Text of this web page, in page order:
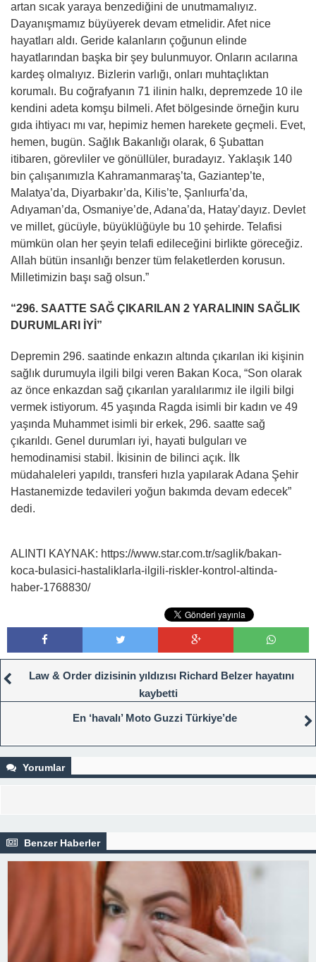
artan sıcak yaraya benzediğini de unutmamalıyız.
Dayanışmamız büyüyerek devam etmelidir. Afet nice
hayatları aldı. Geride kalanların çoğunun elinde
hayatlarından başka bir şey bulunmuyor. Onların acılarına
kardeş olmalıyız. Bizlerin varlığı, onları muhtaçlıktan
korumalı. Bu coğrafyanın 71 ilinin halkı, depremzede 10 ile
kendini adeta komşu bilmeli. Afet bölgesinde örneğin kuru
gıda ihtiyacı mı var, hepimiz hemen harekete geçmeli. Evet,
hemen, bugün. Sağlık Bakanlığı olarak, 6 Şubattan
itibaren, görevliler ve gönüllüler, buradayız. Yaklaşık 140
bin çalışanımızla Kahramanmaraş’ta, Gaziantep’te,
Malatya’da, Diyarbakır’da, Kilis’te, Şanlıurfa’da,
Adıyaman’da, Osmaniye’de, Adana’da, Hatay’dayız. Devlet
ve millet, gücüyle, büyüklüğüyle bu 10 şehirde. Telafisi
mümkün olan her şeyin telafi edileceğini birlikte göreceğiz.
Allah bütün insanlığı benzer tüm felaketlerden korusun.
Milletimizin başı sağ olsun.”
“296. SAATTE SAĞ ÇIKARILAN 2 YARALININ SAĞLIK
DURUMLARI İYİ”
Depremin 296. saatinde enkazın altında çıkarılan iki kişinin
sağlık durumuyla ilgili bilgi veren Bakan Koca, “Son olarak
az önce enkazdan sağ çıkarılan yaralılarımız ile ilgili bilgi
vermek istiyorum. 45 yaşında Ragda isimli bir kadın ve 49
yaşında Muhammet isimli bir erkek, 296. saatte sağ
çıkarıldı. Genel durumları iyi, hayati bulguları ve
hemodinamisi stabil. İkisinin de bilinci açık. İlk
müdahaleleri yapıldı, transferi hızla yapılarak Adana Şehir
Hastanemizde tedavileri yoğun bakımda devam edecek”
dedi.
ALINTI KAYNAK: https://www.star.com.tr/saglik/bakan-
koca-bulasici-hastaliklarla-ilgili-riskler-kontrol-altinda-
haber-1768830/
Law & Order dizisinin yıldızısı Richard Belzer hayatını
kaybetti
En ‘havalı’ Moto Guzzi Türkiye’de
Yorumlar
Benzer Haberler